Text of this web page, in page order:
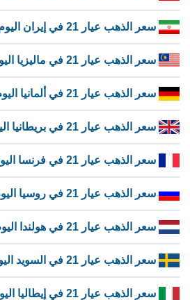
سعر الذهب عيار 21 في إيران اليوم
سعر الذهب عيار 21 في ماليزيا اليوم
سعر الذهب عيار 21 في ألمانيا اليوم
سعر الذهب عيار 21 في بريطانيا اليوم
سعر الذهب عيار 21 في فرنسا اليوم
سعر الذهب عيار 21 في روسيا اليوم
سعر الذهب عيار 21 في هولندا اليوم
سعر الذهب عيار 21 في السويد اليوم
سعر الذهب عيار 21 في إيطاليا اليوم